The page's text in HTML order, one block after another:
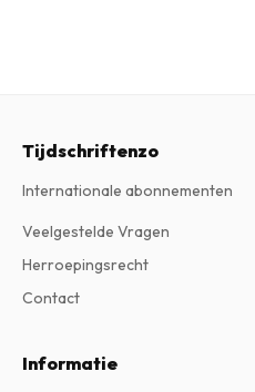
Tijdschriftenzo
Internationale abonnementen
Veelgestelde Vragen
Herroepingsrecht
Contact
Informatie